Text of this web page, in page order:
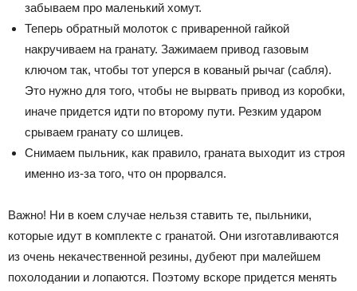
забываем про маленький хомут.
Теперь обратный молоток с приваренной гайкой
накручиваем на гранату. Зажимаем привод газовым
ключом так, чтобы тот уперся в кованый рычаг (сабля).
Это нужно для того, чтобы не вырвать привод из коробки,
иначе придется идти по второму пути. Резким ударом
срываем гранату со шлицев.
Снимаем пыльник, как правило, граната выходит из строя
именно из-за того, что он прорвался.
Важно! Ни в коем случае нельзя ставить те, пыльники,
которые идут в комплекте с гранатой. Они изготавливаются
из очень некачественной резины, дубеют при малейшем
похолодании и лопаются. Поэтому вскоре придется менять